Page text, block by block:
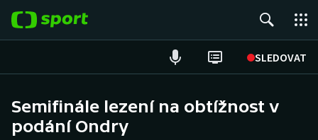
SLEDOVAT
Hokej
Semifinále lezení na obtížnost v
podání Ondry